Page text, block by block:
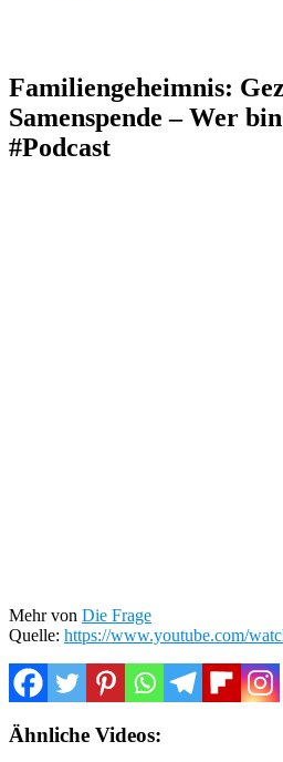
Familiengeheimnis:
Samenspende – Wer
#Podcast
Mehr von Die Frage
Quelle: https://www.youtube.com/
Ähnliche Videos: